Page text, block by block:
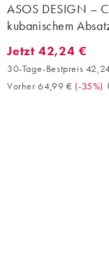
ASOS DESIGN –
kubanischem
Jetzt 42,24 €. 30-
Jetzt 42,24 €
30-Tage-Bestpreis
Vorher 64,99 € (-35%)